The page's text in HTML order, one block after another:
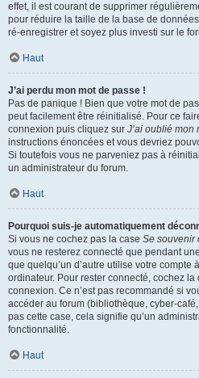
effet, il est courant de supprimer
pour réduire la taille de la base de
ré-enregistrer et soyez plus investi sur le
Haut
J’ai perdu mon mot de passe !
Pas de panique ! Bien que votre mot de
peut facilement être réinitialisé. Pour ce
connexion puis cliquez sur J’ai oublié mon
instructions énoncées et vous devriez
Si toutefois vous ne parveniez pas à
un administrateur du forum.
Haut
Pourquoi suis-je automatiquement
Si vous ne cochez pas la case Se souvenir
vous ne resterez connecté que pendant
que quelqu’un d’autre utilise votre compte
ordinateur. Pour rester connecté, cochez la
connexion. Ce n’est pas recommandé si
accéder au forum (bibliothèque, cyber-
pas cette case, cela signifie qu’un
fonctionnalité.
Haut